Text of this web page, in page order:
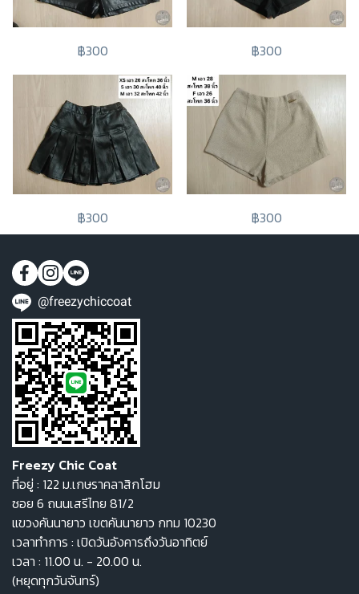
฿300 ฿300
฿300 ฿300
@freezychiccoat
Freezy Chic Coat
ที่อยู่ : 122 ม.เกษราคลาสิกโฮม
ซอย 6 ถนนเสรีไทย 81/2
แขวงคันนายาว เขตคันนายาว กทม 10230
เวลาทำการ : เปิดวันอังคารถึงวันอาทิตย์
เวลา : 11.00 น. - 20.00 น.
(หยุดทุกวันจันทร์)